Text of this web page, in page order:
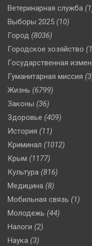
Ветеринарная служба
Выборы 2025 (10)
Город (8036)
Городское хозяйство
Государственная
Гуманитарная миссия
Жизнь (6799)
Законы (36)
Здоровье (409)
История (11)
Криминал (1012)
Крым (1177)
Культура (816)
Медицина (8)
Мобильная связь (1)
Молодежь (44)
Налоги (2)
Наука (3)